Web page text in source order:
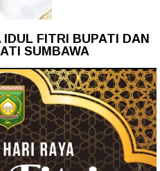
FITRI BUPATI DAN
SUMBAWA